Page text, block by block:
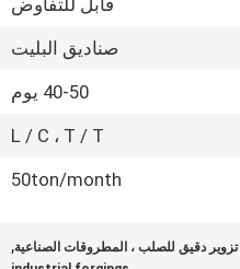
قابل للتفاوض
صناديق البليت
40-50 يوم
L / C ، T / T
50ton/month
تزوير دقيق للصلب ، المطروقات الصناعية,